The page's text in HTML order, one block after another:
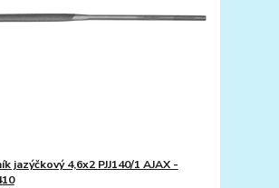
jazýčkový 4,6x2 PJJ140/1 AJAX -